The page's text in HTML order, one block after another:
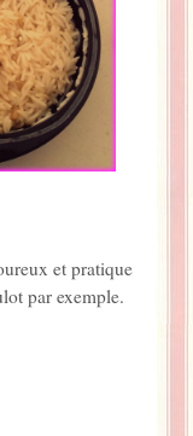
et pratique
par exemple.